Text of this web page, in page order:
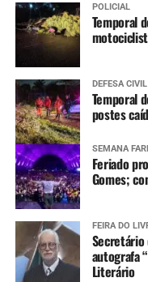
POLICIAL
Temporal
DEFESA CIVIL
Temporal
postes
SEMANA
Feriado
Gomes;
FEIRA DO
Secretário
autografa
Literário